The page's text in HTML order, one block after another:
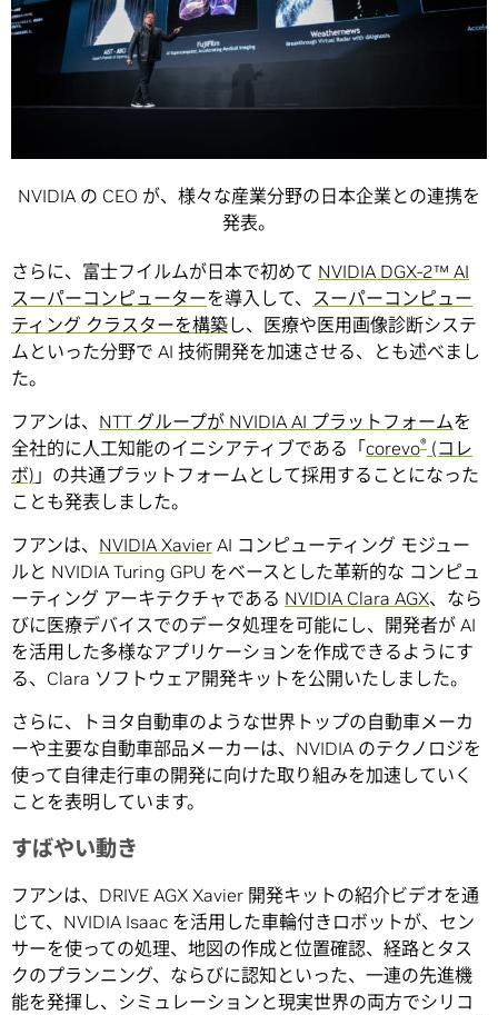
NVIDIA の CEO が、様々な産業分野の日本企業との連携を
発表。
さらに、富士フイルムが日本で初めて NVIDIA DGX-2™ AI
スーパーコンピューターを導入して、
スーパーコンピュー
ティング クラスターを構築し、医療や医用画像診断システ
ムといった分野で AI 技術開発を加速させる、とも述べまし
た。
フアンは、 NTT グループが NVIDIA AI プラットフォームを
全社的に人工知能のイニシアティブである「corevo® (コレ
ボ) 」の共通プラットフォームとして採用することになった
ことも発表しました。
フアンは、 NVIDIA Xavier AI コンピューティング モジュー
ルと NVIDIA Turing GPU をベースとした革新的な コンピュ
ーティング アーキテクチャである NVIDIA Clara AGX、なら
びに医療デバイスでのデータ処理を可能にし、開発者が AI
を活用した多様なアプリケーションを作成できるようにす
る、Clara ソフトウェア開発キットを公開いたしました。
さらに、トヨタ自動車のような世界トップの自動車メーカ
ーや主要な自動車部品メーカーは、NVIDIA のテクノロジを
使って自律走行車の開発に向けた取り組みを加速していく
ことを表明しています。
すばやい動き
フアンは、DRIVE AGX Xavier 開発キットの紹介ビデオを通
じて、NVIDIA Isaac を活用した車輪付きロボットが、セン
サーを使っての処理、地図の作成と位置確認、経路とタス
クのプランニング、ならびに認知といった、一連の先進機
能を発揮し、シミュレーションと現実世界の両方でシリコ